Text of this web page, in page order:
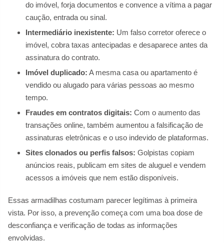
do imóvel, forja documentos e convence a vítima a pagar
caução, entrada ou sinal.
Intermediário inexistente: Um falso corretor oferece o
imóvel, cobra taxas antecipadas e desaparece antes da
assinatura do contrato.
Imóvel duplicado: A mesma casa ou apartamento é
vendido ou alugado para várias pessoas ao mesmo
tempo.
Fraudes em contratos digitais: Com o aumento das
transações online, também aumentou a falsificação de
assinaturas eletrônicas e o uso indevido de plataformas.
Sites clonados ou perfis falsos: Golpistas copiam
anúncios reais, publicam em sites de aluguel e vendem
acessos a imóveis que nem estão disponíveis.
Essas armadilhas costumam parecer legítimas à primeira
vista. Por isso, a prevenção começa com uma boa dose de
desconfiança e verificação de todas as informações
envolvidas.